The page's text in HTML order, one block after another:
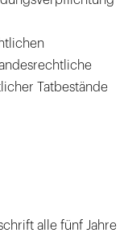
Tatbestände
alle fünf Jahre